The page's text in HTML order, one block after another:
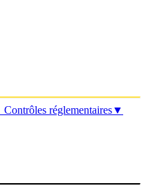
Contrôles réglementaires▼